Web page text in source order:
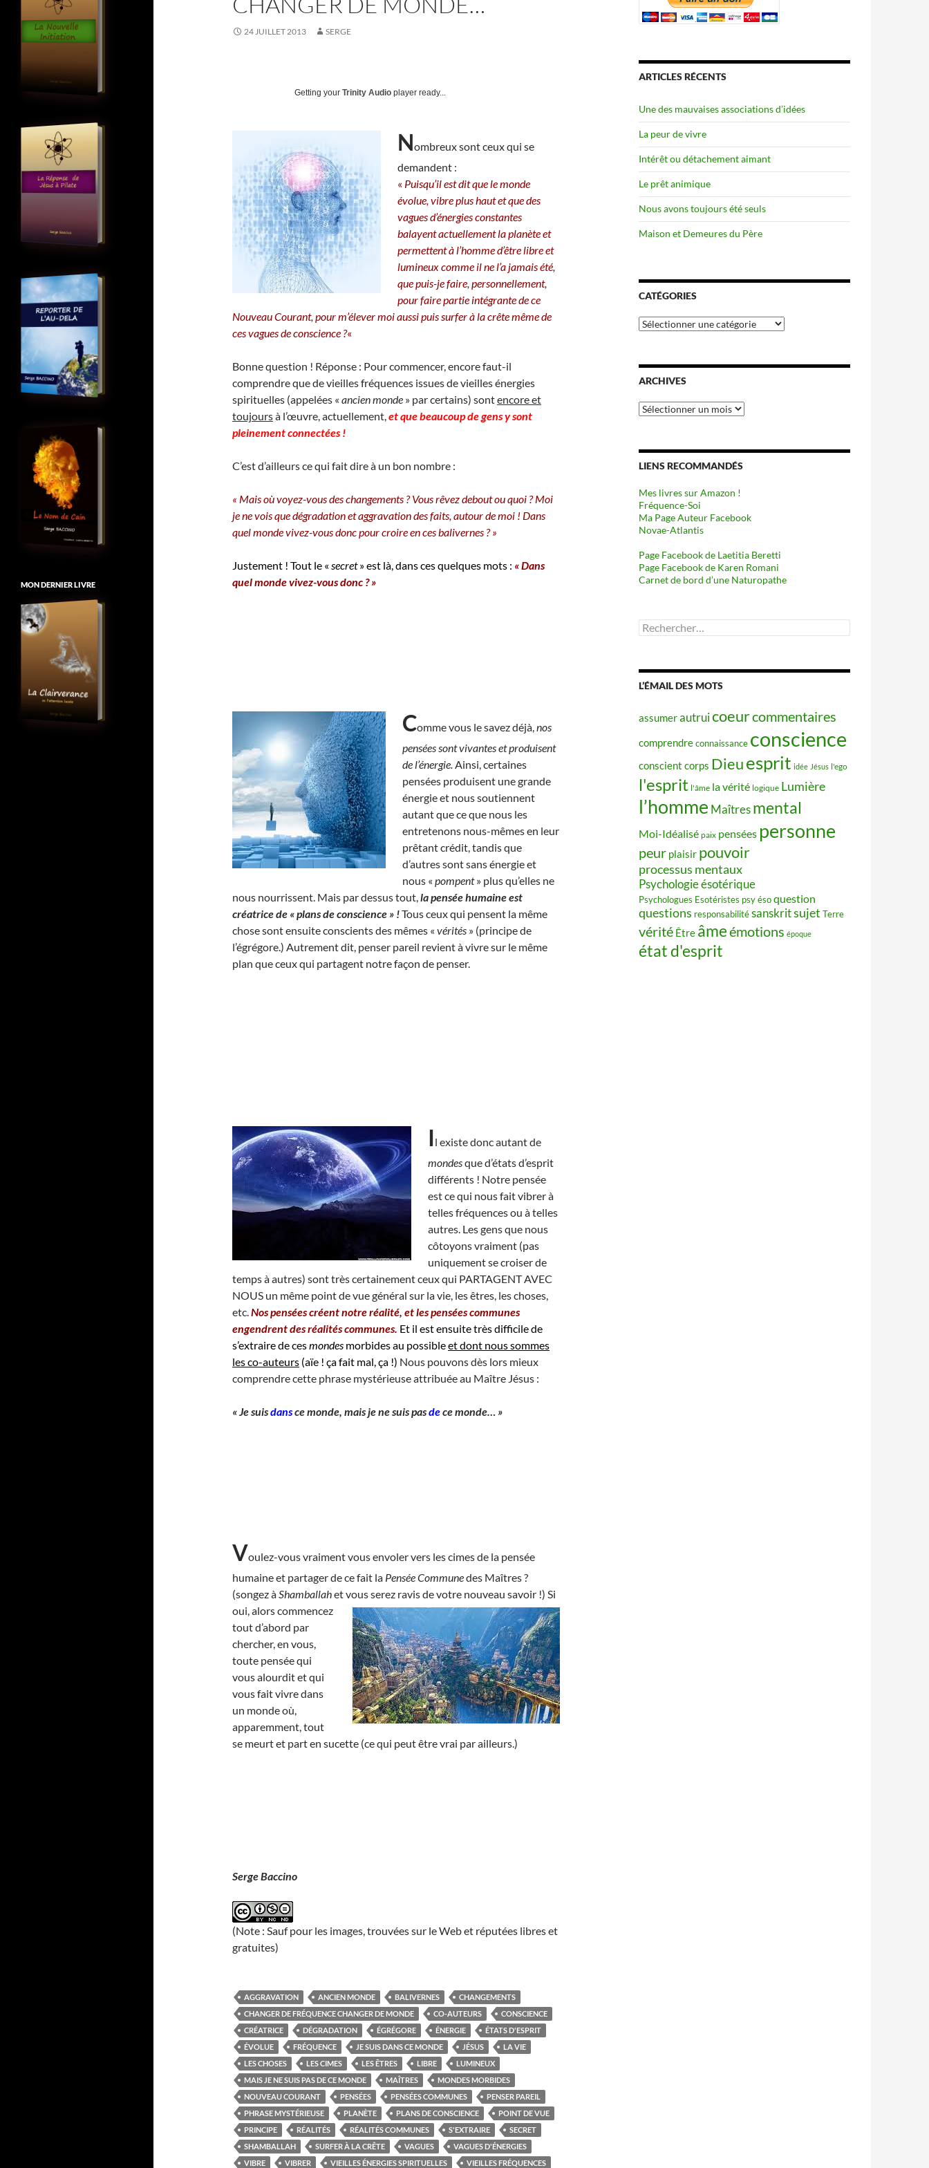
24 JUILLET 2013 SERGE
Getting your Trinity Audio player ready...
Nombreux sont ceux qui se
demandent :
« Puisqu’il est dit que le monde
évolue, vibre plus haut et que des
vagues d’énergies constantes
balayent actuellement la planète et
permettent à l’homme d’être libre et
lumineux comme il ne l’a jamais été,
que puis-je faire, personnellement,
pour faire partie intégrante de ce
Nouveau Courant, pour m’élever moi aussi puis surfer à la crête même de
ces vagues de conscience ?«
Bonne question ! Réponse : Pour commencer, encore faut-il
comprendre que de vieilles fréquences issues de vieilles énergies
spirituelles (appelées « ancien monde » par certains) sontencore et
toujoursà l’œuvre, actuellement,et que beaucoup de gens y sont
pleinement connectées !
C’est d’ailleurs ce qui fait dire à un bon nombre :
« Mais où voyez-vous des changements ? Vous rêvez debout ou quoi ? Moi
je ne vois que dégradation et aggravation des faits, autour de moi ! Dans
quel monde vivez-vous donc pour croire en ces balivernes ? »
Justement ! Tout le « secret» est là, dans ces quelques mots : « Dans
quel monde vivez-vous donc ? »
Comme vous le savez déjà,nos
pensées sont vivantes et produisent
de l’énergie.Ainsi, certaines
pensées produisent une grande
énergie et nous soutiennent
autant que ce que nous les
entretenons nous-mêmes en leur
prêtant crédit, tandis que
d’autres sont sans énergie et
nous « pompent» plus qu’elles ne
nous nourrissent. Mais par dessus tout,la pensée humaine est
créatrice de « plans de conscience » !Tous ceux qui pensent la même
chose sont ensuite conscients des mêmes « vérités » (principe de
l’égrégore.) Autrement dit, penser pareil revient à vivre sur le même
plan que ceux qui partagent notre façon de penser.
Il existe donc autant de
mondesque d’états d’esprit
différents ! Notre pensée
est ce qui nous fait vibrer à
telles fréquences ou à telles
autres. Les gens que nous
côtoyons vraiment (pas
uniquement se croiser de
temps à autres) sont très certainement ceux qui PARTAGENT AVEC
NOUS un même point de vue général sur la vie, les êtres, les choses,
etc.Nos pensées créent notre réalité, et les pensées communes
engendrent des réalités communes. Et il est ensuite très difficile de
s’extraire de cesmondes morbides au possibleet dont nous sommes
les co-auteurs (aïe ! ça fait mal, ça !) Nous pouvons dès lors mieux
comprendre cette phrase mystérieuse attribuée au Maître Jésus :
« Je suisdansce monde, mais je ne suis pasdece monde… »
Voulez-vous vraiment vous envoler vers les cimes de la pensée
humaine et partager de ce fait la Pensée Communedes Maîtres ?
(songez àShamballahetvous serez ravis de votre nouveau savoir !) Si
oui, alors commencez
tout d’abord par
chercher, en vous,
toute pensée qui
vous alourdit et qui
vous fait vivre dans
un monde où,
apparemment, tout
se meurt et part en sucette (ce qui peut être vrai par ailleurs.)
Serge Baccino
(Note : Sauf pour les images, trouvées sur le Web et réputées libres et
gratuites)
AGGRAVATION ANCIEN MONDE BALIVERNES
CHANGEMENTS
CHANGER DE FRÉQUENCE CHANGER DE MONDE
CO-AUTEURS
CONSCIENCE
CRÉATRICE
DÉGRADATION ÉGRÉGORE ÉNERGIE
ÉTATS D'ESPRIT
ÉVOLUE
FRÉQUENCE JE SUIS DANS CE MONDE JÉSUS
LA VIE
LES CHOSES
LES CIMES LES ÊTRES LIBRE
LUMINEUX
MAIS JE NE SUIS PAS DE CE MONDE
MAÎTRES
MONDES MORBIDES
NOUVEAU COURANT
PENSÉES PENSÉES COMMUNES
PENSER PAREIL
PHRASE MYSTÉRIEUSE
PLANÈTE PLANS DE CONSCIENCE
POINT DE VUE
PRINCIPE
RÉALITÉS RÉALITÉS COMMUNES S'EXTRAIRE
SECRET
SHAMBALLAH
SURFER À LA CRÊTE VAGUES
VAGUES D'ÉNERGIES
VIBRE
VIBRER VIEILLES ÉNERGIES SPIRITUELLES VIEILLES FRÉQUENCES
ARTICLES RÉCENTS
Une des mauvaises associations d’idées
La peur de vivre
Intérêt ou détachement aimant
Le prêt animique
Nous avons toujours été seuls
Maison et Demeures du Père
CATÉGORIES
Catégories
ARCHIVES
Archives
LIENS RECOMMANDÉS
Mes livres sur Amazon !
Fréquence-Soi
Ma Page Auteur Facebook
Novae-Atlantis
Page Facebook de Laetitia Beretti
Page Facebook de Karen Romani
Carnet de bord d’une Naturopathe
Rechercher :
L’ÉMAIL DES MOTS
assumerautruicoeurcommentaires
comprendreconnaissance conscience
conscient corps Dieuesprit idée Jésus l'ego
l'esprit l'âme la vérité logique Lumière
l’homme Maîtres mental
Moi-Idéalisé paix pensées personne
peur plaisir pouvoir
processus mentaux
Psychologie ésotérique
Psychologues Esotéristes psy ésoquestion
questions responsabilitésanskritsujet Terre
vérité Être âmeémotions époque
état d'esprit
MON DERNIER LIVRE